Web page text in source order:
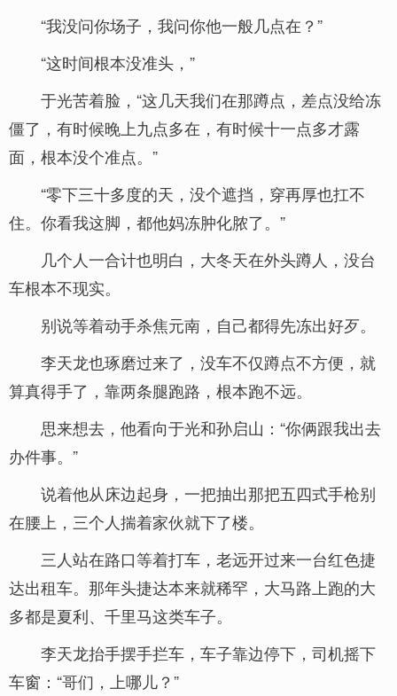
“我没问你场子，我问你他一般几点在？”
“这时间根本没准头，”
于光苦着脸，“这几天我们在那蹲点，差点没给冻
僵了，有时候晚上九点多在，有时候十一点多才露
面，根本没个准点。”
“零下三十多度的天，没个遮挡，穿再厚也扛不
住。你看我这脚，都他妈冻肿化脓了。”
几个人一合计也明白，大冬天在外头蹲人，没台
车根本不现实。
别说等着动手杀焦元南，自己都得先冻出好歹。
李天龙也琢磨过来了，没车不仅蹲点不方便，就
算真得手了，靠两条腿跑路，根本跑不远。
思来想去，他看向于光和孙启山：“你俩跟我出去
办件事。”
说着他从床边起身，一把抽出那把五四式手枪别
在腰上，三个人揣着家伙就下了楼。
三人站在路口等着打车，老远开过来一台红色捷
达出租车。那年头捷达本来就稀罕，大马路上跑的大
多都是夏利、千里马这类车子。
李天龙抬手摆手拦车，车子靠边停下，司机摇下
车窗：“哥们，上哪儿？”